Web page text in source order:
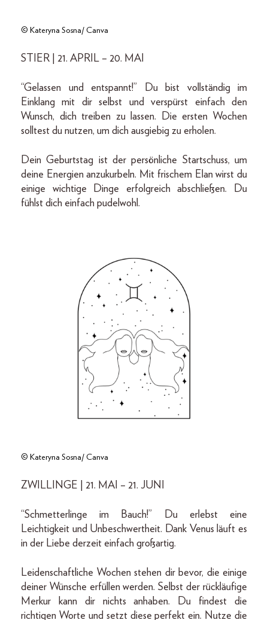
© Kateryna Sosna/ Canva
STIER | 21. APRIL – 20. MAI
“Gelassen und entspannt!” Du bist vollständig im
Einklang mit dir selbst und verspürst einfach den
Wunsch, dich treiben zu lassen. Die ersten Wochen
solltest du nutzen, um dich ausgiebig zu erholen.
Dein Geburtstag ist der persönliche Startschuss, um
deine Energien anzukurbeln. Mit frischem Elan wirst du
einige wichtige Dinge erfolgreich abschließen. Du
fühlst dich einfach pudelwohl.
© Kateryna Sosna/ Canva
ZWILLINGE | 21. MAI – 21. JUNI
“Schmetterlinge im Bauch!” Du erlebst eine
Leichtigkeit und Unbeschwertheit. Dank Venus läuft es
in der Liebe derzeit einfach großartig.
Leidenschaftliche Wochen stehen dir bevor, die einige
deiner Wünsche erfüllen werden. Selbst der rückläufige
Merkur kann dir nichts anhaben. Du findest die
richtigen Worte und setzt diese perfekt ein. Nutze die